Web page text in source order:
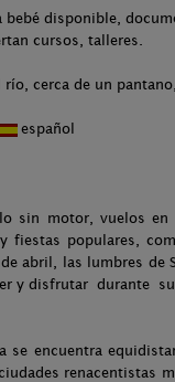
disponible,
cursos, talleres.
cerca de un
español
sin motor, vuelos
fiestas populares,
abril, las lumbres de
y disfrutar durante
se encuentra
renacentistas